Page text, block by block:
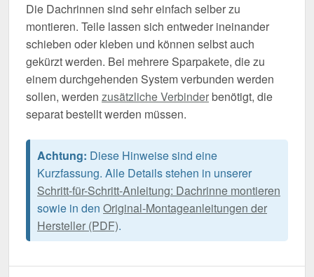
Die Dachrinnen sind sehr einfach selber zu
montieren. Teile lassen sich entweder ineinander
schieben oder kleben und können selbst auch
gekürzt werden. Bei mehrere Sparpakete, die zu
einem durchgehenden System verbunden werden
sollen, werden zusätzliche Verbinderbenötigt, die
separat bestellt werden müssen.
Achtung: Diese Hinweise sind eine
Kurzfassung. Alle Details stehen in unserer
Schritt-für-Schritt-Anleitung: Dachrinne montieren
sowie in den Original-Montageanleitungen der
Hersteller (PDF).